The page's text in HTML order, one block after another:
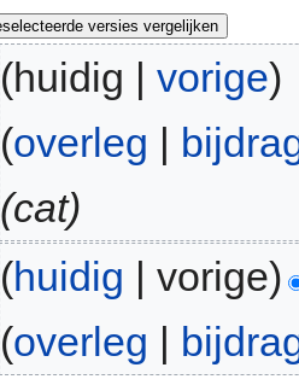
(huidig |vorige)
(overleg |
(cat)
(huidig | vorige)
(overleg